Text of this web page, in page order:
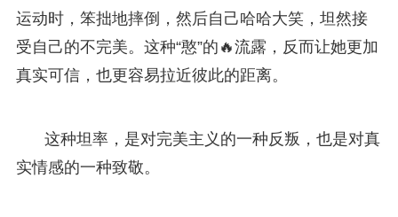
运动时，笨拙地摔倒，然后自己哈哈大笑，坦然接
受自己的不完美。这种“憨”的🔥流露，反而让她更加
真实可信，也更容易拉近彼此的距离。
这种坦率，是对完美主义的一种反叛，也是对真
实情感的一种致敬。